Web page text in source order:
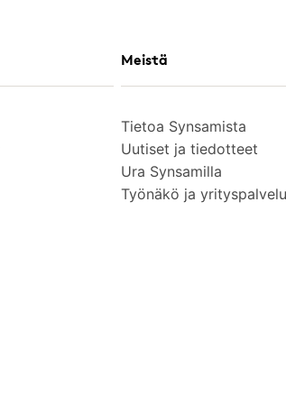
Meistä
Tietoa Synsamista
Uutiset ja tiedotteet
Ura Synsamilla
Työnäkö ja